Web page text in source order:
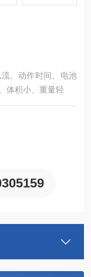
、动作时间、电池
体积小、重量轻